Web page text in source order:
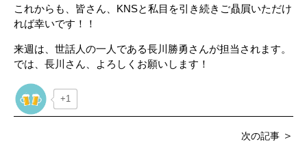
これからも、皆さん、KNSと私目を引き続きご贔屓いただけ
れば幸いです！！
来週は、世話人の一人である長川勝勇さんが担当されます。
では、長川さん、よろしくお願いします！
+1
次の記事 ＞